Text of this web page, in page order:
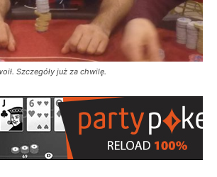
Szczegóły już za chwilę.